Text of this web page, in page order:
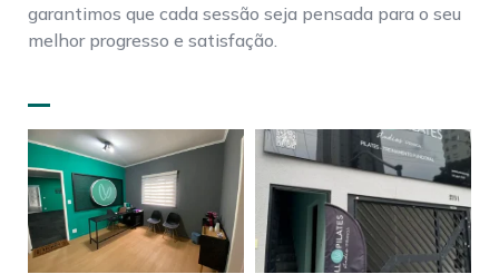
garantimos que cada sessão seja pensada para o seu
melhor progresso e satisfação.